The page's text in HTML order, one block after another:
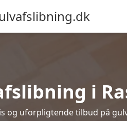
i
og uforpligtende tilbud på